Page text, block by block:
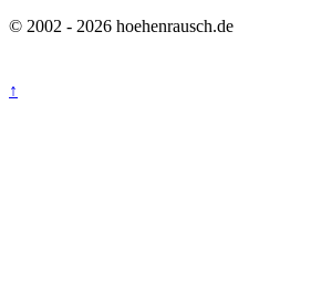
© 2002 - 2026 hoehenrausch.de
↑